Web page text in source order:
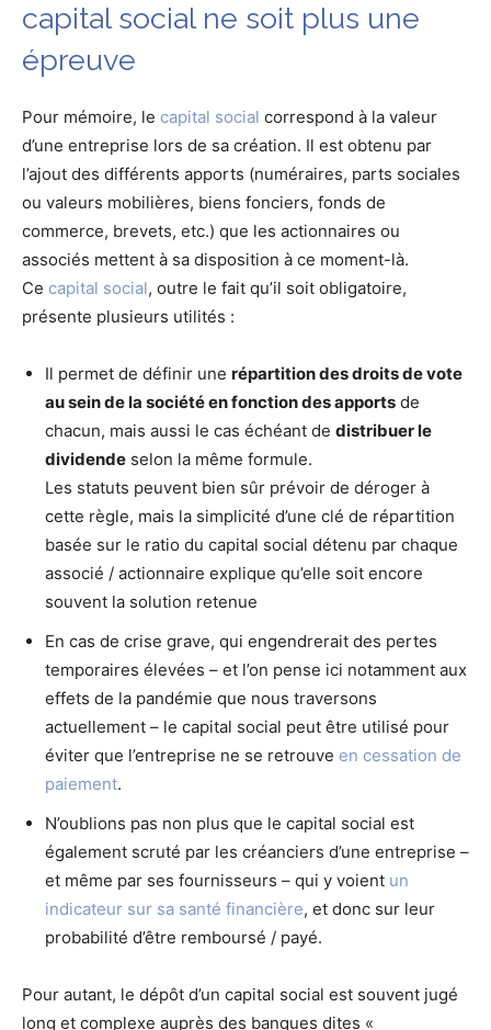
capital social ne soit plus une
épreuve
Pour mémoire, le capital social correspond à la valeur
d’une entreprise lors de sa création. Il est obtenu par
l’ajout des différents apports (numéraires, parts sociales
ou valeurs mobilières, biens fonciers, fonds de
commerce, brevets, etc.) que les actionnaires ou
associés mettent à sa disposition à ce moment-là.
Ce capital social, outre le fait qu’il soit obligatoire,
présente plusieurs utilités :
Il permet de définir une répartition des droits de vote
au sein de la société en fonction des apports de
chacun, mais aussi le cas échéant de distribuer le
dividende selon la même formule.
Les statuts peuvent bien sûr prévoir de déroger à
cette règle, mais la simplicité d’une clé de répartition
basée sur le ratio du capital social détenu par chaque
associé / actionnaire explique qu’elle soit encore
souvent la solution retenue
En cas de crise grave, qui engendrerait des pertes
temporaires élevées – et l’on pense ici notamment aux
effets de la pandémie que nous traversons
actuellement – le capital social peut être utilisé pour
éviter que l’entreprise ne se retrouve en cessation de
paiement.
N’oublions pas non plus que le capital social est
également scruté par les créanciers d’une entreprise –
et même par ses fournisseurs – qui y voient un
indicateur sur sa santé financière, et donc sur leur
probabilité d’être remboursé / payé.
Pour autant, le dépôt d’un capital social est souvent jugé
long et complexe auprès des banques dites «